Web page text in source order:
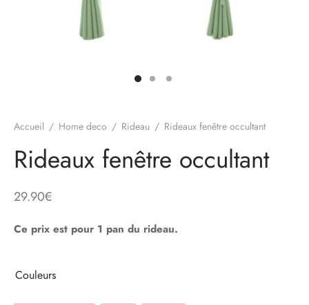
Accueil / Home deco / Rideau / Rideaux fenêtre occultant
Rideaux fenêtre occultant
29.90€
Ce prix est pour 1 pan du rideau.
Couleurs